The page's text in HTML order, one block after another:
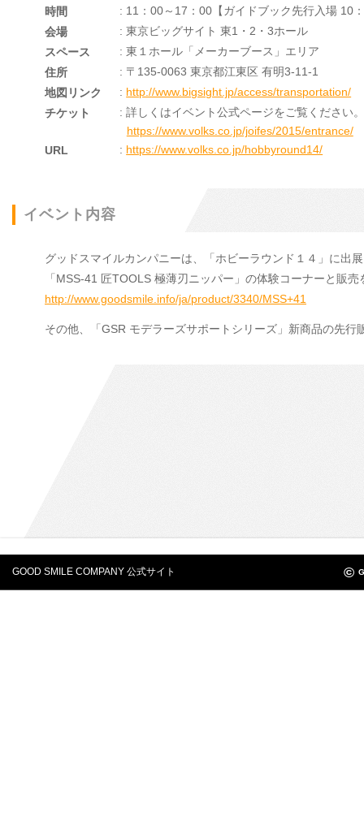
時間
: 11：00～17：00【ガイドブック先行入場 10
会場
: 東京ビッグサイト 東1・2・3ホール
スペース
: 東１ホール「メーカーブース」エリア
住所
: 〒135-0063 東京都江東区 有明3-11-1
地図リンク
: http://www.bigsight.jp/access/transportation/
チケット
: 詳しくはイベント公式ページをご覧ください
https://www.volks.co.jp/joifes/2015/entrance/
URL
: https://www.volks.co.jp/hobbyround14/
イベント内容
グッドスマイルカンパニーは、「ホビーラウンド１４」に出
「MSS-41 匠TOOLS 極薄刃ニッパー」の体験コーナーと販売
http://www.goodsmile.info/ja/product/3340/MSS+41
その他、「GSR モデラーズサポートシリーズ」新商品の先行
GOOD SMILE COMPANY 公式サイト ©